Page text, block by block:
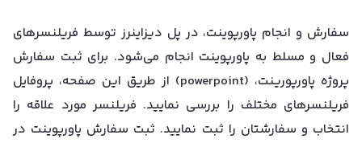
سفارش و انجام پاورپوینت، در پل دیزاینرز توسط فریلنسرهای
فعال و مسلط به پاورپوینت انجام می‌شود. برای ثبت سفارش
پروژه پاورپورینت، (powerpoint) از طریق این صفحه، پروفایل
فریلنسرهای مختلف را بررسی نمایید. فریلنسر مورد علاقه را
انتخاب و سفارشتان را ثبت نمایید. ثبت سفارش پاورپوینت در